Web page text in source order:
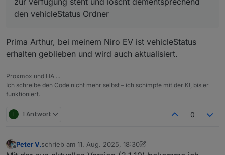
liefern.. kein Plan ob das so bleibt oder ob Kia da alles
auf die neue Struktur packt..
alle Informationen finden sich jetzt unter
erkennt automatisch welche Struktur zur verfügung
steht und löscht dementsprechend den vehicleStatus
vehicleStatusRaw) nach dem Update vom GIT dann wird
diese weiterhin beliefert.. alles gut
oder oder umstellen auf den Ordner vehicleStatusRaw
und euch da die Sachen zusammen suchen..
wie das in Hyundai bereich aussieht.. erstmal kein Plan..
den vehicleStatus Ordner
Prima Arthur, bei meinem Niro EV ist vehicleStatus
erhalten geblieben und wird auch aktualisiert.
Proxmox und HA ...
Ich schreibe den Code nicht mehr selbst – ich schimpfe mit der KI, bis er
funktioniert.
I 1 Antwort 0
Offline
Peter V.schrieb am 11. Aug. 2025, 18:30
zuletzt editiert von Peter V.8. Nov. 2025, 20:31